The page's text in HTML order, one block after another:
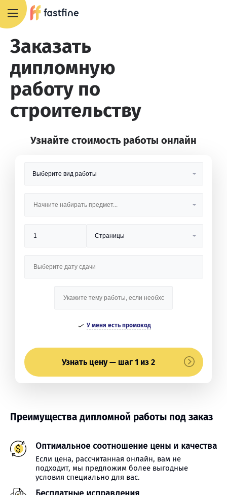
Заказать
дипломную
работу по
строительству
Узнайте стоимость работы онлайн
У меня есть промокод
Узнать цену — шаг 1 из 2
Преимущества дипломной работы под заказ
Оптимальное соотношение цены и качества
Если цена, рассчитанная онлайн, вам не
подходит, мы предложим более выгодные
условия специально для вас.